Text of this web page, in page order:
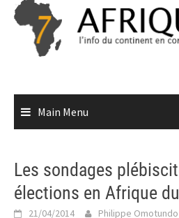
Skip
content
Main Menu
Les sondages
élections en Afrique
21/04/2014 Philippe Omotundo